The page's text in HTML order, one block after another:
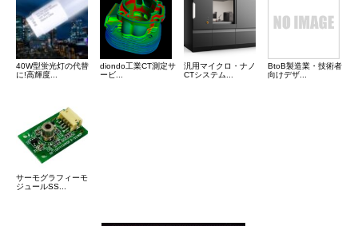
40W型蛍光灯の代替
に!高輝度...
diondo工業CT測定サ
ービ...
汎用マイクロ・ナノ
CTシステム...
BtoB製造業・技術者
向けデザ...
サーモグラフィーモ
ジュールSS...